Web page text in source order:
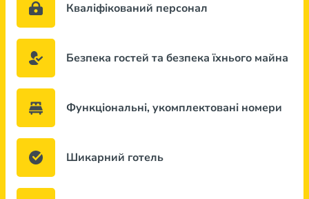
Кваліфікований персонал
Безпека гостей та безпека їхнього майна
Функціональні, укомплектовані номери
Шикарний готель